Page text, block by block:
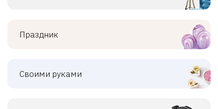
Праздник
Своими руками